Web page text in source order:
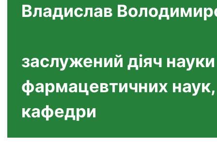
Владислав
заслужений діяч
фармацевтичних
кафедри